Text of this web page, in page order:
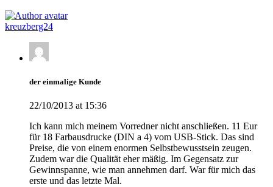
kreuzberg24
der einmalige Kunde
22/10/2013 at 15:36
Ich kann mich meinem Vorredner nicht anschließen. 11 Eur
für 18 Farbausdrucke (DIN a 4) vom USB-Stick. Das sind
Preise, die von einem enormen Selbstbewusstsein zeugen.
Zudem war die Qualität eher mäßig. Im Gegensatz zur
Gewinnspanne, wie man annehmen darf. War für mich das
erste und das letzte Mal.